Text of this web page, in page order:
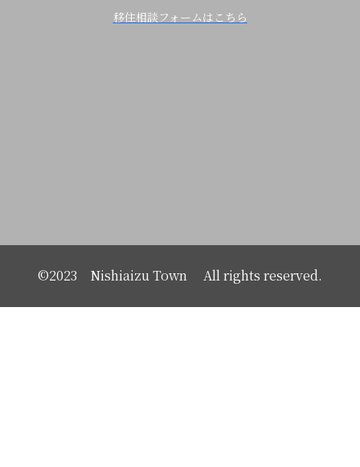
移住相談フォームはこちら
©2023 Nishiaizu Town All rights reserved.